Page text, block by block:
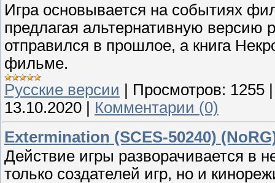
Игра основывается на событиях
предлагая альтернативную версию
отправился в прошлое, а книга
фильме.
Русские версии
Просмотров: 1255
13.10.2020
Комментарии (0)
Extermination (SCES-50240)
Действие игры разворачивается в
только создателей игр, но и